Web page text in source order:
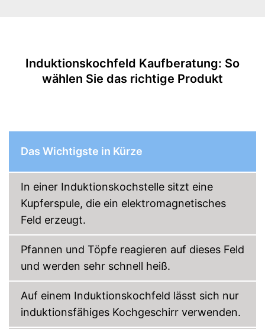
Kindersicherung
Gewicht 16,5 kg
Praktischer Timer integriert
Abschaltautomatik vorhanden
Amazon Lieferzeit
siehe Anbieter
Induktionskochfeld Kaufberatung: So
wählen Sie das richtige Produkt
Das Wichtigste in Kürze
In einer Induktionskochstelle sitzt eine
Kupferspule, die ein elektromagnetisches
Feld erzeugt.
Pfannen und Töpfe reagieren auf dieses Feld
und werden sehr schnell heiß.
Auf einem Induktionskochfeld lässt sich nur
induktionsfähiges Kochgeschirr verwenden.